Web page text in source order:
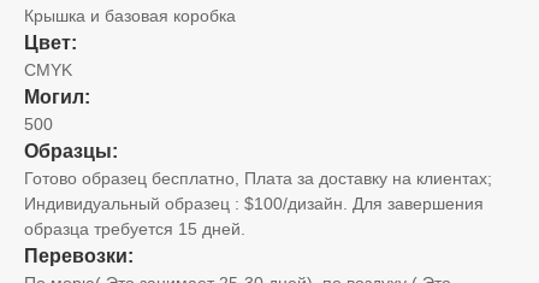
Крышка и базовая коробка
Цвет:
CMYK
Могил:
500
Образцы:
Готово образец бесплатно, Плата за доставку на клиентах;
Индивидуальный образец : $100/дизайн. Для завершения
образца требуется 15 дней.
Перевозки: